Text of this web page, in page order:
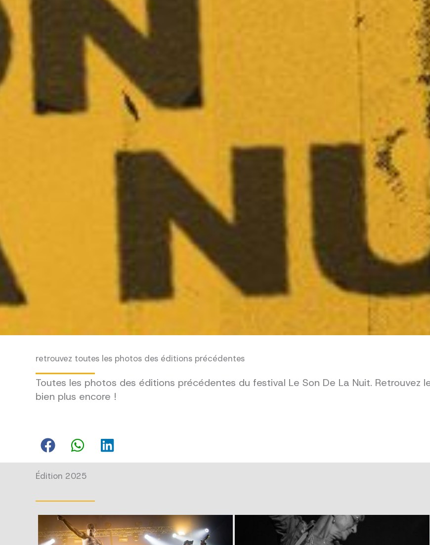
retrouvez toutes les photos des éditions précédentes
Toutes les photos des éditions précédentes du festival Le Son De La Nuit. Retrouvez
bien plus encore !
Édition 2025